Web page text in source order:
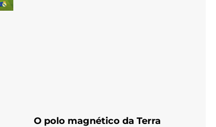
O polo magnético da Terra